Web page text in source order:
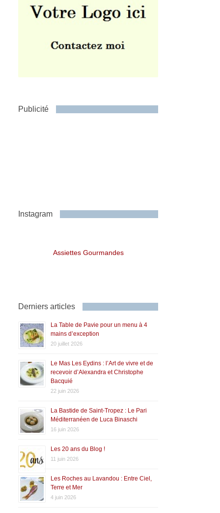
Publicité
Instagram
Assiettes Gourmandes
Derniers articles
La Table de Pavie pour un menu à 4
mains d’exception
20 juillet 2026
Le Mas Les Eydins : l’Art de vivre et de
recevoir d’Alexandra et Christophe
Bacquié
22 juin 2026
La Bastide de Saint-Tropez : Le Pari
Méditerranéen de Luca Binaschi
16 juin 2026
Les 20 ans du Blog !
11 juin 2026
Les Roches au Lavandou : Entre Ciel,
Terre et Mer
4 juin 2026